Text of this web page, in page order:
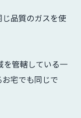
品質のガスを使
を管轄している一
宅でも同じで